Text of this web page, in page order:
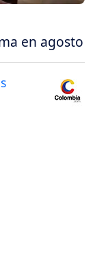
en agosto